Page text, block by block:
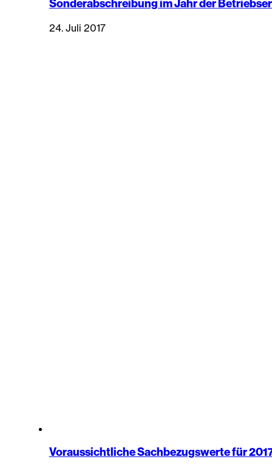
Sonderabschreibung im Jahr der
24. Juli 2017
Voraussichtliche Sachbezugswerte für